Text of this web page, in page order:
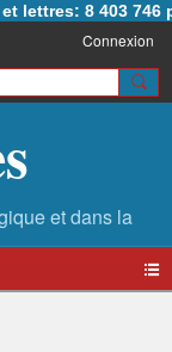
lettres: 8 403 746
Connexion